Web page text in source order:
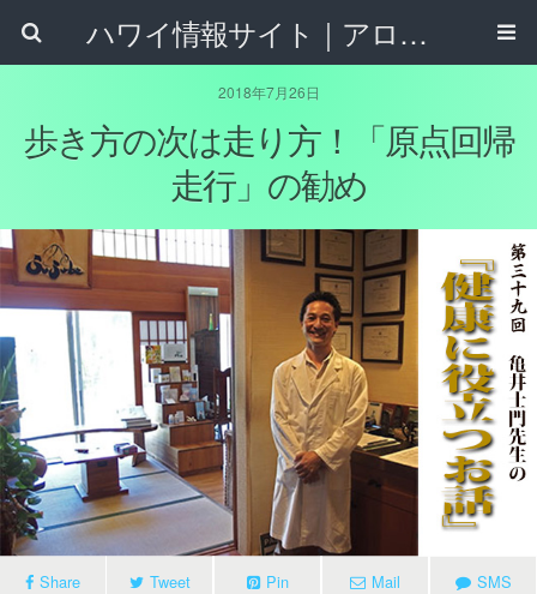
ハワイ情報サイト｜アロハタウンネット
2018年7月26日
歩き方の次は走り方！「原点回帰
走行」の勧め
Share Tweet Pin Mail SMS